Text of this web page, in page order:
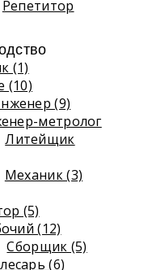
Репетитор
(1)
(10)
(9)
метролог
Литейщик
Механик (3)
(5)
(12)
Сборщик (5)
(6)